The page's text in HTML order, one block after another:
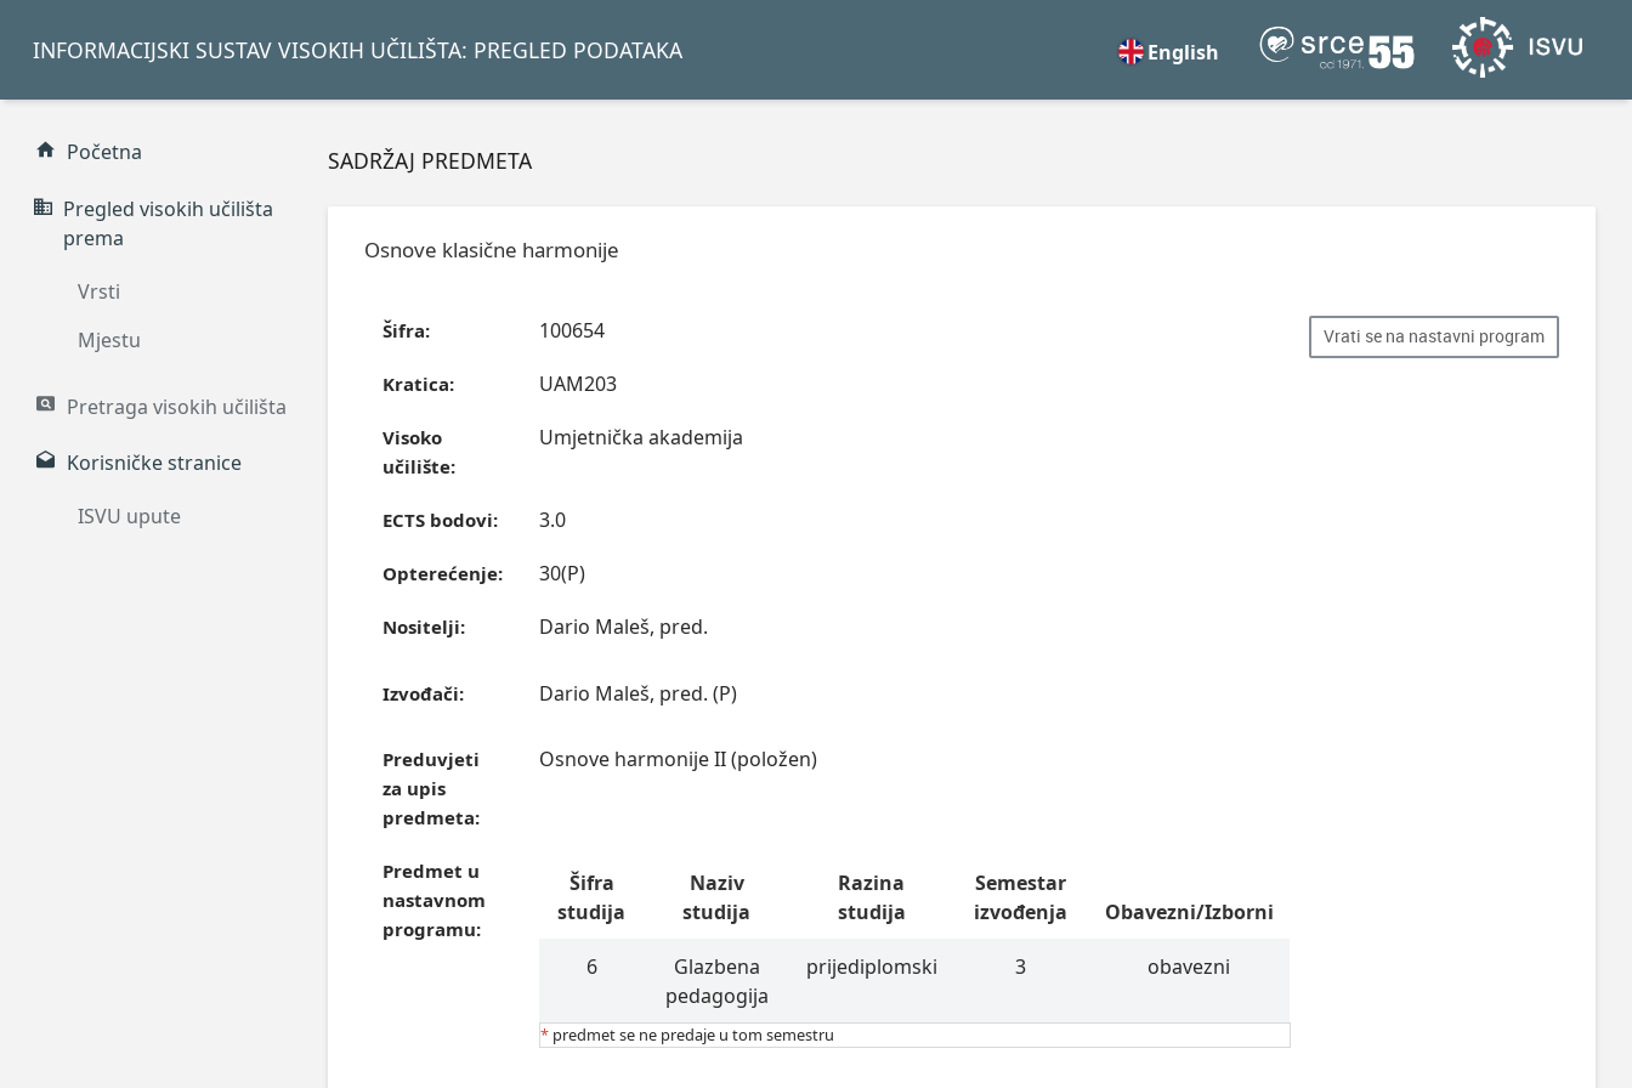
INFORMACIJSKI SUSTAV VISOKIH UČILIŠTA: PREGLED PODATAKA English
Početna
Pregled visokih učilišta
prema
Vrsti
Mjestu
Pretraga visokih učilišta
Korisničke stranice
ISVU upute
SADRŽAJ PREDMETA
Osnove klasične harmonije
Vrati se na nastavni program
Šifra: 100654
Kratica: UAM203
Visoko
učilište:
Umjetnička akademija
ECTS bodovi: 3.0
Opterećenje: 30(P)
Nositelji: Dario Maleš, pred.
Izvođači: Dario Maleš, pred. (P)
Preduvjeti
za upis
predmeta:
Osnove harmonije II (položen)
Predmet u
nastavnom
programu:
Šifra
studija
Naziv
studija
Razina
studija
Semestar
izvođenja
Obavezni/Izborni
6
Glazbena
pedagogija
prijediplomski 3 obavezni
* predmet se ne predaje u tom semestru